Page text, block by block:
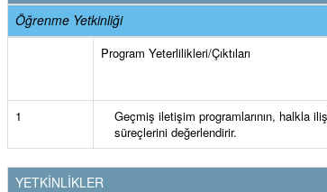
Öğrenme Yetkinliği
Program Yeterlilikleri/Çıktıları
1
Geçmiş iletişim programlarının, halkla
süreçlerini değerlendirir.
YETKİNLİKLER